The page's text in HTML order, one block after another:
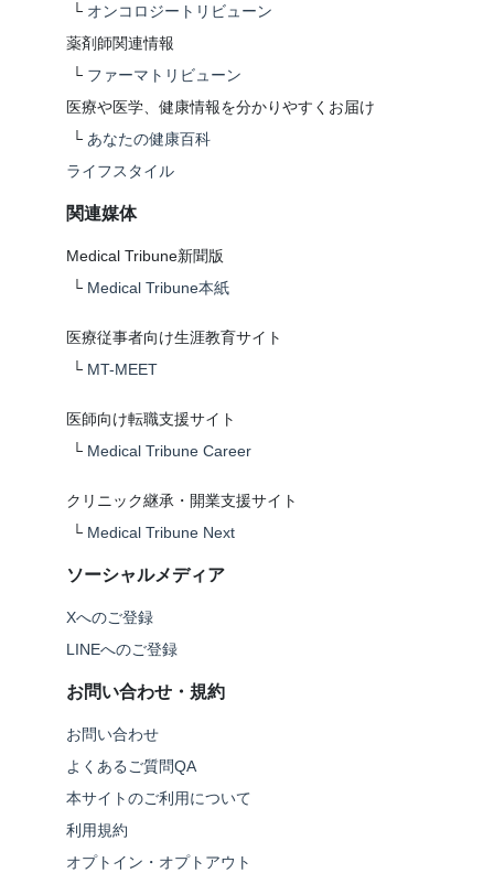
└ オンコロジートリビューン
薬剤師関連情報
└ ファーマトリビューン
医療や医学、健康情報を分かりやすくお届け
└ あなたの健康百科
ライフスタイル
関連媒体
Medical Tribune新聞版
└ Medical Tribune本紙
医療従事者向け生涯教育サイト
└ MT-MEET
医師向け転職支援サイト
└ Medical Tribune Career
クリニック継承・開業支援サイト
└ Medical Tribune Next
ソーシャルメディア
Xへのご登録
LINEへのご登録
お問い合わせ・規約
お問い合わせ
よくあるご質問QA
本サイトのご利用について
利用規約
オプトイン・オプトアウト